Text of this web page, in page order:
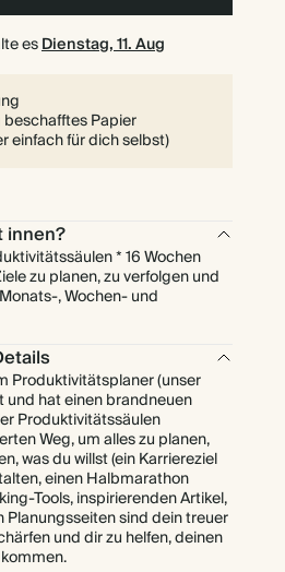
esDienstag, 11. Aug
Papier
einfach für dich selbst)
innen?
* 16 Wochen
zu planen, zu verfolgen und
, Wochen- und
Produktivitätsplaner (unser
hat einen brandneuen
Produktivitätssäulen
Weg, um alles zu planen,
was du willst (ein Karriereziel
einen Halbmarathon
Tools, inspirierenden Artikel,
sind dein treuer
und dir zu helfen, deinen